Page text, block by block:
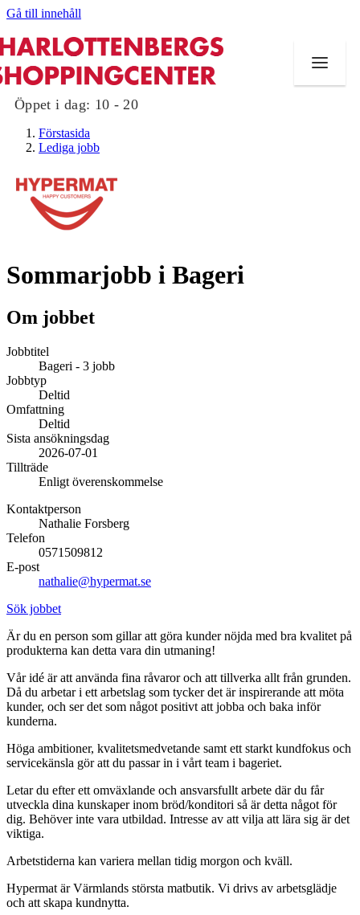
Gå till innehåll
Öppet i dag: 10 - 20
Butiker
Evenemang
Erbjudanden
Inspiration
Sök
Öppettider
Praktisk information
Lediga jobb
Min Shopping-app
Förstasida
Lediga jobb
Sommarjobb i Bageri
Om jobbet
Jobbtitel
Bageri - 3 jobb
Jobbtyp
Deltid
Omfattning
Deltid
Sista ansökningsdag
2026-07-01
Tillträde
Enligt överenskommelse
Kontaktperson
Nathalie Forsberg
Telefon
0571509812
E-post
nathalie@hypermat.se
Sök jobbet
Är du en person som gillar att göra kunder nöjda med bra kvalitet på
produkterna kan detta vara din utmaning!
Vår idé är att använda fina råvaror och att tillverka allt från grunden.
Då du arbetar i ett arbetslag som tycker det är inspirerande att möta
kunder, och ser det som något positivt att jobba och baka inför
kunderna.
Höga ambitioner, kvalitetsmedvetande samt ett starkt kundfokus och
servicekänsla gör att du passar in i vårt team i bageriet.
Letar du efter ett omväxlande och ansvarsfullt arbete där du får
utveckla dina kunskaper inom bröd/konditori så är detta något för
dig. Behöver inte vara utbildad. Intresse av att vilja att lära sig är det
viktiga.
Arbetstiderna kan variera mellan tidig morgon och kväll.
Hypermat är Värmlands största matbutik. Vi drivs av arbetsglädje
och att skapa kundnytta.